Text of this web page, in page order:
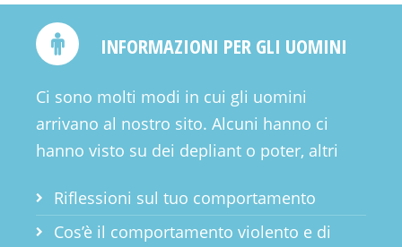
INFORMAZIONI PER GLI UOMINI
Ci sono molti modi in cui gli uomini
arrivano al nostro sito. Alcuni hanno ci
hanno visto su dei depliant o poter, altri
Riflessioni sul tuo comportamento
Cos’è il comportamento violento e di